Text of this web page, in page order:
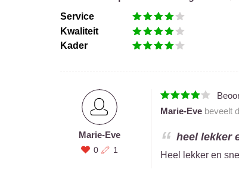
Service
Kwaliteit
Kader
Marie-Eve
0 1
Marie-Evebeveelt
heel lekker
Heel lekker en